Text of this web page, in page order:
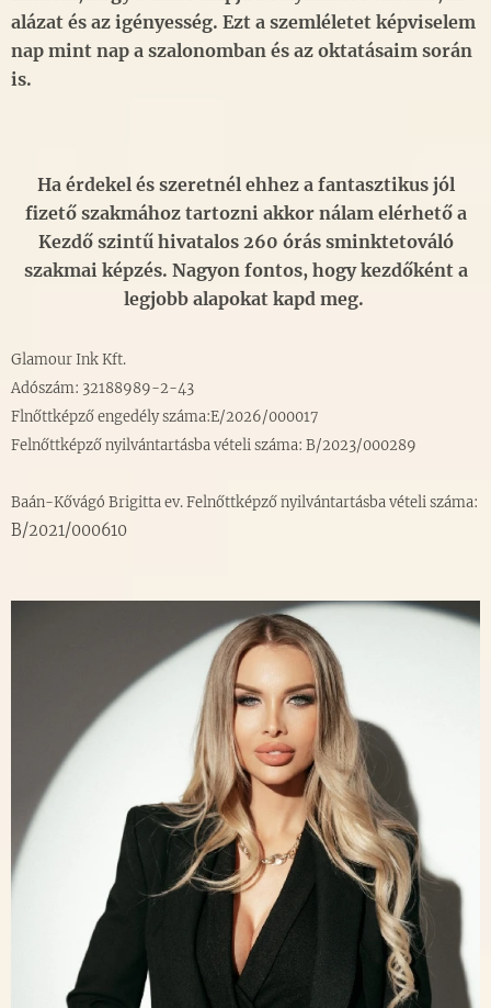
alázat és az igényesség. Ezt a szemléletet képviselem
nap mint nap a szalonomban és az oktatásaim során
is.
Ha érdekel és szeretnél ehhez a fantasztikus jól
fizető szakmához tartozni akkor nálam elérhető a
Kezdő szintű hivatalos 260 órás sminktetováló
szakmai képzés. Nagyon fontos, hogy kezdőként a
legjobb alapokat kapd meg.
Glamour Ink Kft.
Adószám: 32188989-2-43
Flnőttképző engedély száma:E/2026/000017
Felnőttképző nyilvántartásba vételi száma: B/2023/000289
Baán-Kővágó Brigitta ev.Felnőttképző nyilvántartásba vételi száma:
B/2021/000610